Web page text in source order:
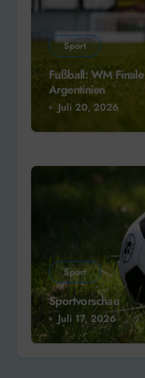
Sport
Fußball: WM
Argentinien
Juli 20, 2026
Sport
Sportvorschau
Juli 17, 2026